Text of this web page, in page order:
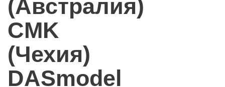
(Австралия)
CMK
(Чехия)
DASmodel